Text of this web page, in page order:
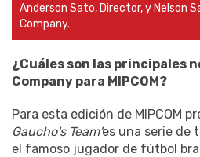
Anderson Sato, Director, y Nelson
Company.
¿Cuáles son las principales
Company para MIPCOM?
Para esta edición de MIPCOM
Gaucho's Team'es una serie de
el famoso jugador de fútbol